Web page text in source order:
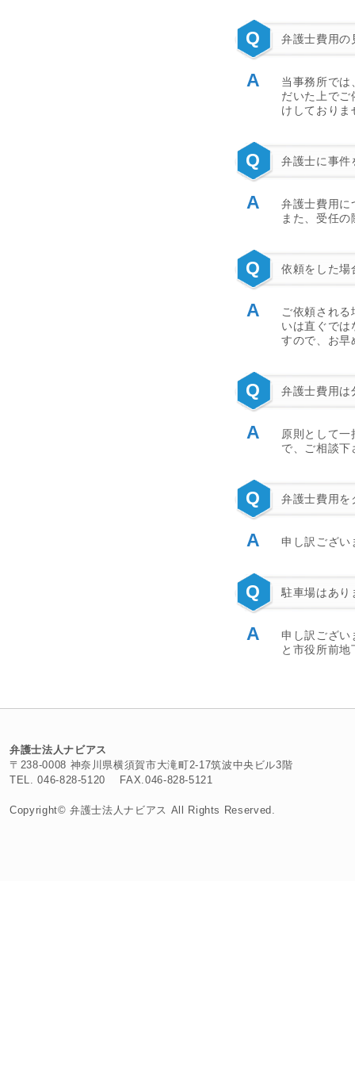
Q 弁護士費用の
A
当事務所で
だいた上で
けしておりま
Q 弁護士に事件
A
弁護士費用に
また、受任
Q 依頼をした場
A
ご依頼され
いは直ぐで
すので、お早
Q 弁護士費用は
A
原則として
で、ご相談下
Q 弁護士費用を
A 申し訳ござい
Q 駐車場はあり
A
申し訳ござい
と市役所前
弁護士法人ナビアス
〒238-0008 神奈川県横須賀市大滝町2-17筑波中央ビル3階
TEL. 046-828-5120 FAX.046-828-5121
Copyright© 弁護士法人ナビアス All Rights Reserved.